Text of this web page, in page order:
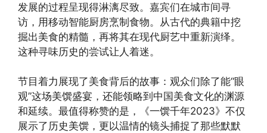
发展的过程呈现得淋漓尽致。嘉宾们在城市间寻
访，用移动智能厨房烹制食物。从古代的典籍中挖
掘出美食的精髓，再将其在现代厨艺中重新演绎。
这种寻味历史的尝试让人着迷。
节目着力展现了美食背后的故事：观众们除了能“眼
观”这场美馔盛宴，还能领略到中国美食文化的渊源
和延续。最值得称赞的是，《一馔千年2023》不仅
展示了历史美馔，更以温情的镜头捕捉了那些默默